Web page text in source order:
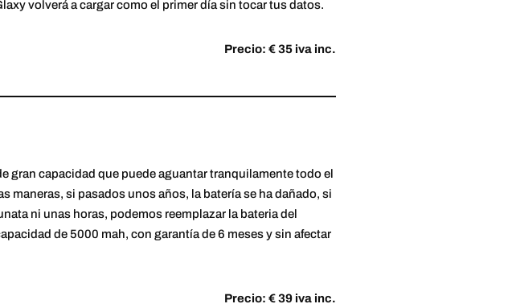
volverá a cargar como el primer día sin tocar tus datos.
Precio: € 35 iva inc.
gran capacidad que puede aguantar tranquilamente todo el
maneras, si pasados unos años, la batería se ha dañado, si
ni unas horas, podemos reemplazar la bateria del
de 5000 mah, con garantía de 6 meses y sin afectar
Precio: € 39 iva inc.